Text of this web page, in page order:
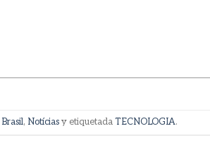
Brasil, Notíciasy etiquetada TECNOLOGIA.